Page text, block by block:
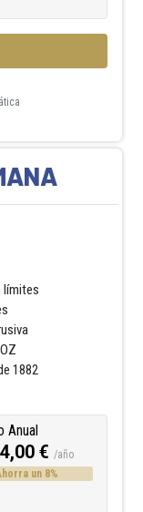
límites
1882
Anual
€ /año
un 8%